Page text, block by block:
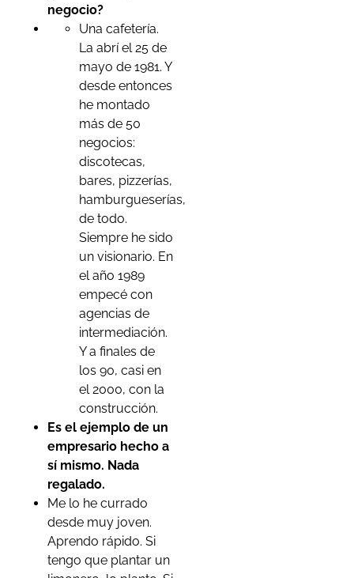
negocio?
Una cafetería.
La abrí el 25 de
mayo de 1981. Y
desde entonces
he montado
más de 50
negocios:
discotecas,
bares, pizzerías,
hamburgueserías,
de todo.
Siempre he sido
un visionario. En
el año 1989
empecé con
agencias de
intermediación.
Y a finales de
los 90, casi en
el 2000, con la
construcción.
Es el ejemplo de un
empresario hecho a
sí mismo. Nada
regalado.
Me lo he currado
desde muy joven.
Aprendo rápido. Si
tengo que plantar un